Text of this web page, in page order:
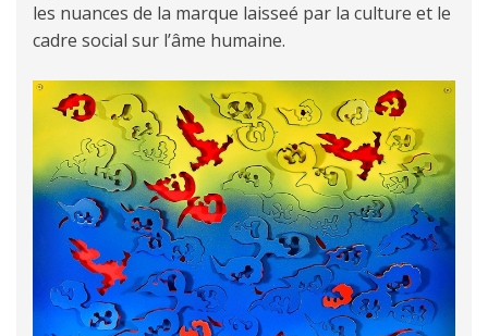
les nuances de la marque laisseé par la culture et le
cadre social sur l’âme humaine.